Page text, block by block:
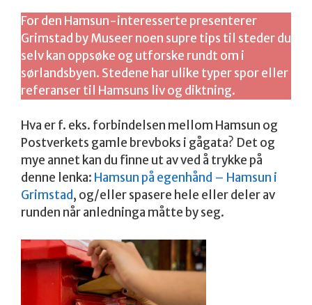
For den Hamsun-interesserte presenterer
Grimstad by Museer noen supre tips til steder du
selv kan oppsøke og utforske rundt om i
sørlandsbyen. Stedene har ulike typer spor eller
referanser til Hamsuns liv og diktning.
Hva er f. eks. forbindelsen mellom Hamsun og
Postverkets gamle brevboks i gågata? Det og
mye annet kan du finne ut av ved å trykke på
denne lenka: Hamsun på egenhånd – Hamsun i
Grimstad, og/eller spasere hele eller deler av
runden når anledninga måtte by seg.